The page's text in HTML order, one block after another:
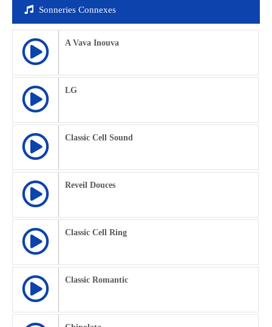
Sonneries Connexes
A Vava Inouva
LG
Classic Cell Sound
Reveil Douces
Classic Cell Ring
Classic Romantic